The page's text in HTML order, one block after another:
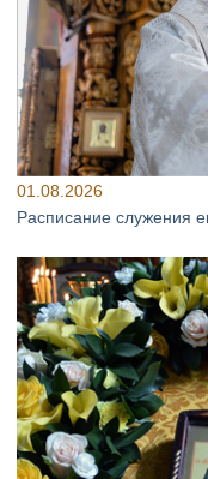
01.08.2026
Расписание служения